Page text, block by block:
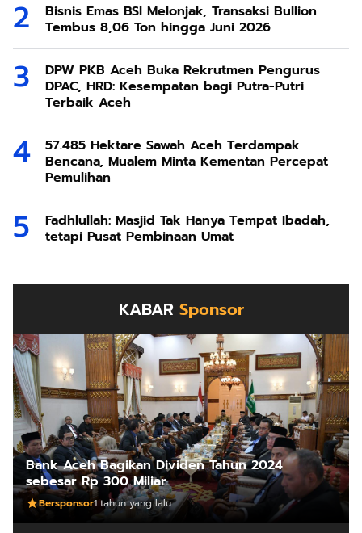
Bisnis Emas BSI Melonjak, Transaksi Bullion
Tembus 8,06 Ton hingga Juni 2026
DPW PKB Aceh Buka Rekrutmen Pengurus
DPAC, HRD: Kesempatan bagi Putra-Putri
Terbaik Aceh
57.485 Hektare Sawah Aceh Terdampak
Bencana, Mualem Minta Kementan Percepat
Pemulihan
Fadhlullah: Masjid Tak Hanya Tempat Ibadah,
tetapi Pusat Pembinaan Umat
KABAR Sponsor
Bank Aceh Bagikan Dividen Tahun 2024
sebesar Rp 300 Miliar
Bersponsor1 tahun yang lalu